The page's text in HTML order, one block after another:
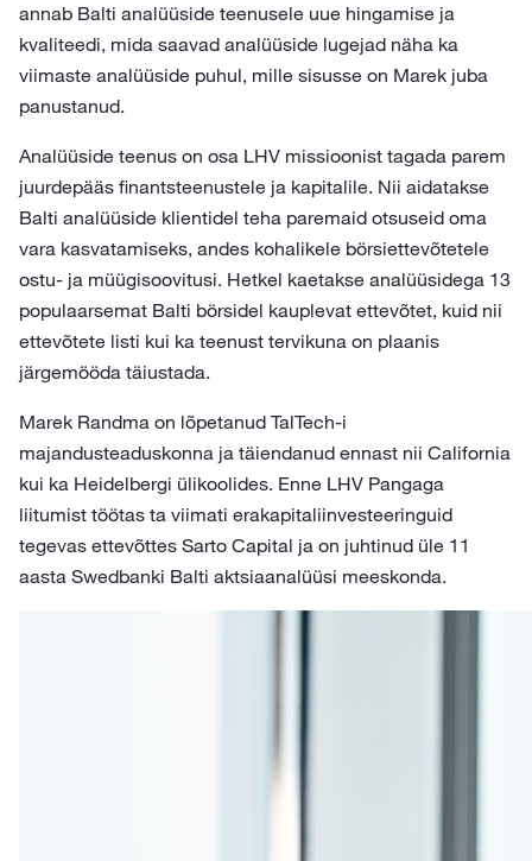
annab Balti analüüside teenusele uue hingamise ja
kvaliteedi, mida saavad analüüside lugejad näha ka
viimaste analüüside puhul, mille sisusse on Marek juba
panustanud.
Analüüside teenus on osa LHV missioonist tagada parem
juurdepääs finantsteenustele ja kapitalile. Nii aidatakse
Balti analüüside klientidel teha paremaid otsuseid oma
vara kasvatamiseks, andes kohalikele börsiettevõtetele
ostu- ja müügisoovitusi. Hetkel kaetakse analüüsidega 13
populaarsemat Balti börsidel kauplevat ettevõtet, kuid nii
ettevõtete listi kui ka teenust tervikuna on plaanis
järgemööda täiustada.
Marek Randma on lõpetanud TalTech-i
majandusteaduskonna ja täiendanud ennast nii California
kui ka Heidelbergi ülikoolides. Enne LHV Pangaga
liitumist töötas ta viimati erakapitaliinvesteeringuid
tegevas ettevõttes Sarto Capital ja on juhtinud üle 11
aasta Swedbanki Balti aktsiaanalüüsi meeskonda.